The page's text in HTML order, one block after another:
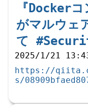
『Docker
がマルウェ
て
2025/1/21
https://
s/